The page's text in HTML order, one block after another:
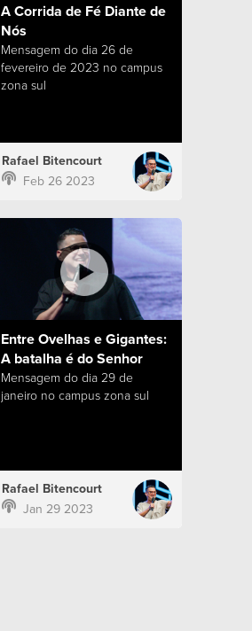
A Corrida de Fé Diante de
Nós
Mensagem do dia 26 de
fevereiro de 2023 no campus
zona sul
Rafael Bitencourt
Feb 26 2023
Entre Ovelhas e Gigantes:
A batalha é do Senhor
Mensagem do dia 29 de
janeiro no campus zona sul
Rafael Bitencourt
Jan 29 2023